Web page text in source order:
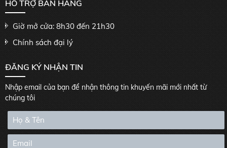
HỖ TRỢ BÁN HÀNG
Giờ mở cửa: 8h30 đến 21h30
Chính sách đại lý
ĐĂNG KÝ NHẬN TIN
Nhập email của bạn để nhận thông tin khuyến mãi mới nhất từ
chúng tôi